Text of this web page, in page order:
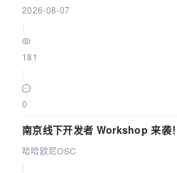
2026-08-07
181
0
南京线下开发者 Workshop 来袭
智能 Agent 应用
哈哈欧尼OSC